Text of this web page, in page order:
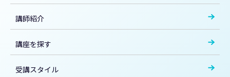
講師紹介
講座を探す
受講スタイル